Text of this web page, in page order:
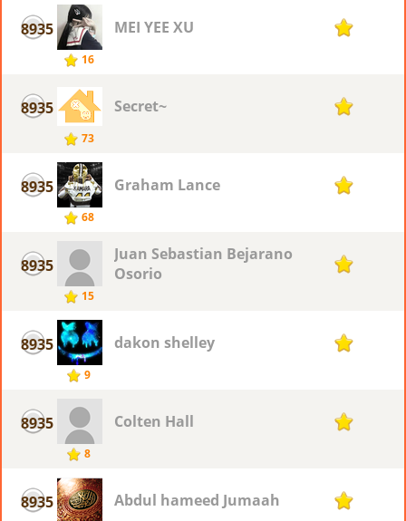
8935
16
MEI YEE XU 1
8935
73
Secret~ 1
8935
68
Graham Lance 1
8935
15
Juan Sebastian Bejarano
Osorio
1
8935
9
dakon shelley 1
8935
8
Colten Hall 1
8935 Abdul hameed Jumaah 1